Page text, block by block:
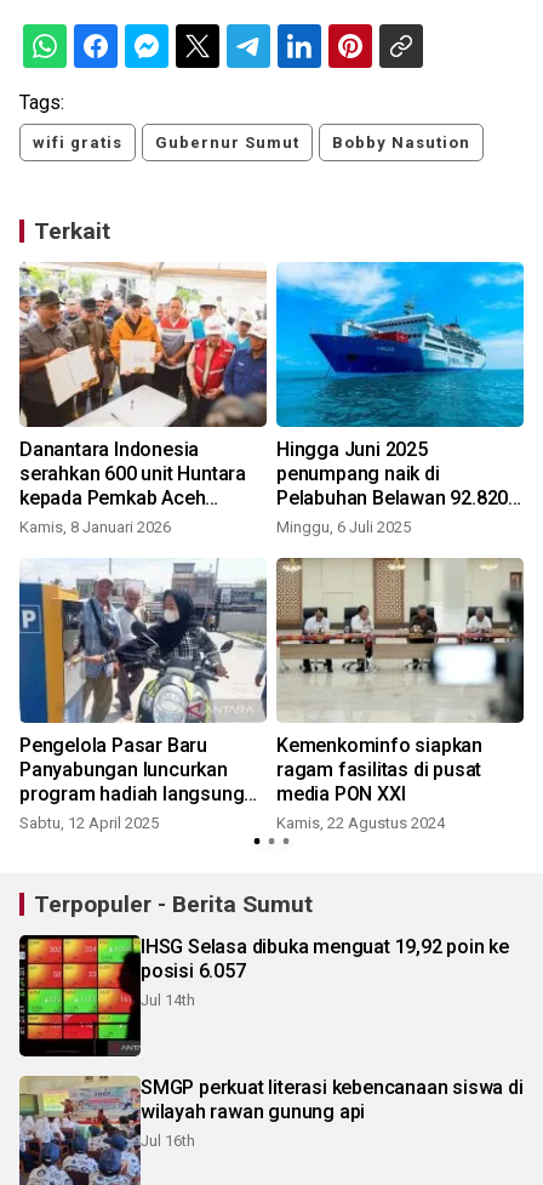
Tags:
wifi gratis Gubernur Sumut Bobby Nasution
Terkait
Danantara Indonesia
serahkan 600 unit Huntara
kepada Pemkab Aceh
Tamiang
Kamis, 8 Januari 2026
Hingga Juni 2025
penumpang naik di
Pelabuhan Belawan 92.820
orang
Minggu, 6 Juli 2025
Pengelola Pasar Baru
Panyabungan luncurkan
program hadiah langsung
bagi pengunjung
Sabtu, 12 April 2025
Kemenkominfo siapkan
ragam fasilitas di pusat
media PON XXI
Kamis, 22 Agustus 2024
Terpopuler - Berita Sumut
IHSG Selasa dibuka menguat 19,92 poin ke
posisi 6.057
Jul 14th
SMGP perkuat literasi kebencanaan siswa di
wilayah rawan gunung api
Jul 16th